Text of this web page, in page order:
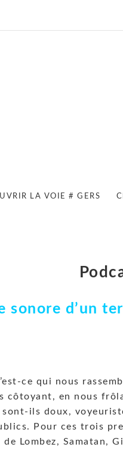
LA VOIE # GERS
sonore d’un
ce qui nous
côtoyant, en nous
ils doux,
Pour ces trois
Lombez, Samatan,